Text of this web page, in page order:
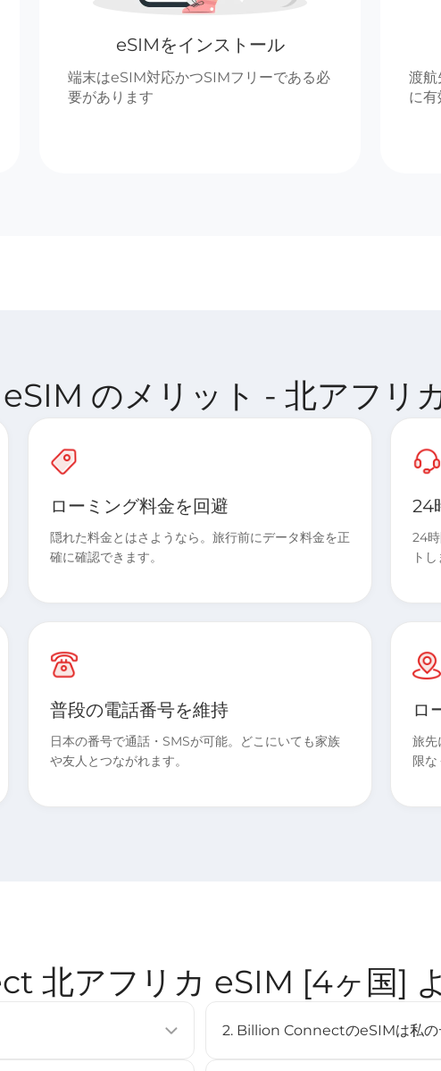
eSIMをインストール
端末はeSIM対応かつSIMフリーである必
要があります
渡航
に
のメリット - 北アフリ
ローミング料金を回避
隠れた料金とはさようなら。旅行前にデータ料金を正
確に確認できます。
24
24
トし
普段の電話番号を維持
日本の番号で通話・SMSが可能。どこにいても家族
や友人とつながれます。
ロ
旅先
限な
北アフリカ eSIM [4ヶ国]
2. Billion ConnectのeSIMは私の